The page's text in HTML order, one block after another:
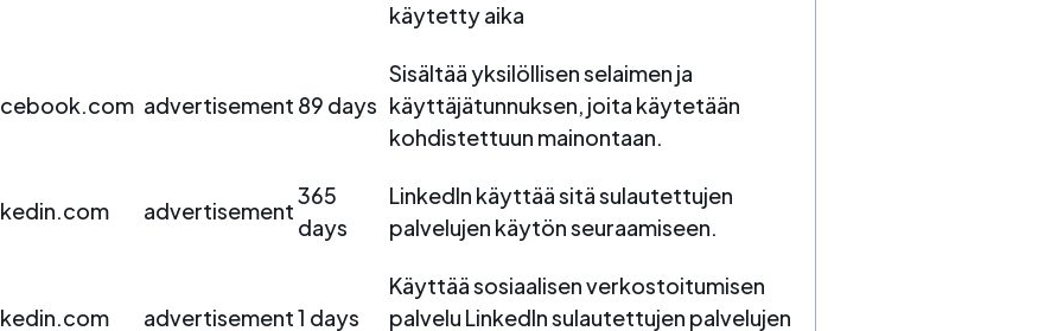
käytetty aika
advertisement 89 days
Sisältää yksilöllisen selaimen ja
käyttäjätunnuksen, joita käytetään
kohdistettuun mainontaan.
advertisement
365
days
LinkedIn käyttää sitä sulautettujen
palvelujen käytön seuraamiseen.
advertisement1 days
Käyttää sosiaalisen verkostoitumisen
palvelu LinkedIn sulautettujen palvelujen